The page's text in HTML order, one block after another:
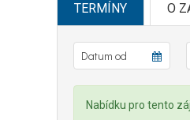
TERMÍNY O
Nabídku pro tento